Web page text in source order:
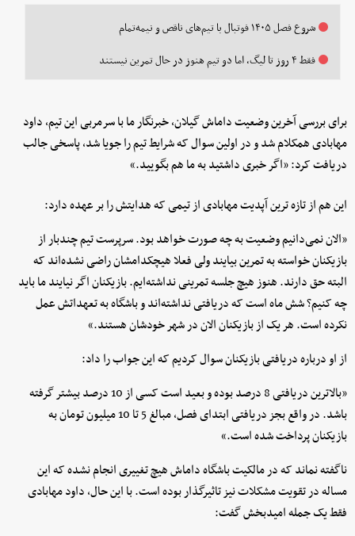
شروع فصل ۱۴۰۵ فوتبال با تیم‌های ناقص و نیمه‌تمام
فقط ۴ روز تا لیگ، اما دو تیم هنوز در حال تمرین نیستند
برای بررسی آخرین وضعیت داماش گیلان، خبرنگار ما با سرمربی این تیم، داود
مهابادی همکلام شد و در اولین سوال که شرایط تیم را جویا شد، پاسخی جالب
دریافت کرد: «اگر خبری داشتید به ما هم بگویید.»
این هم از تازه ترین آپدیت مهابادی از تیمی که هدایتش را بر عهده دارد:
«الان نمی‌دانیم وضعیت به چه صورت خواهد بود. سرپرست تیم چندبار از
بازیکنان خواسته به تمرین بیایند ولی فعلا هیچکدامشان راضی نشده‌اند که
البته حق دارند. هنوز هیچ جلسه تمرینی نداشته‌ایم. بازیکنان اگر نیایند ما باید
چه کنیم؟ شش ماه است که دریافتی نداشته‌اند و باشگاه به تعهداتش عمل
نکرده است. هر یک از بازیکنان الان در شهر خودشان هستند.»
از او درباره دریافتی بازیکنان سوال کردیم که این جواب را داد:
«بالاترین دریافتی 8 درصد بوده و بعید است کسی از 10 درصد بیشتر گرفته
باشد. در واقع بجز دریافتی ابتدای فصل، مبالغ 5 تا 10 میلیون تومان به
بازیکنان پرداخت شده است.»
ناگفته نماند که در مالکیت باشگاه داماش هیچ تغییری انجام نشده که این
مساله در تقویت مشکلات نیز تاثیرگذار بوده است. با این حال، داود مهابادی
فقط یک جمله امیدبخش گفت: